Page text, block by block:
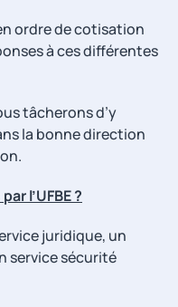
ordre de cotisation
à ces différentes
tâcherons d’y
la bonne direction
l’UFBE ?
juridique, un
service sécurité